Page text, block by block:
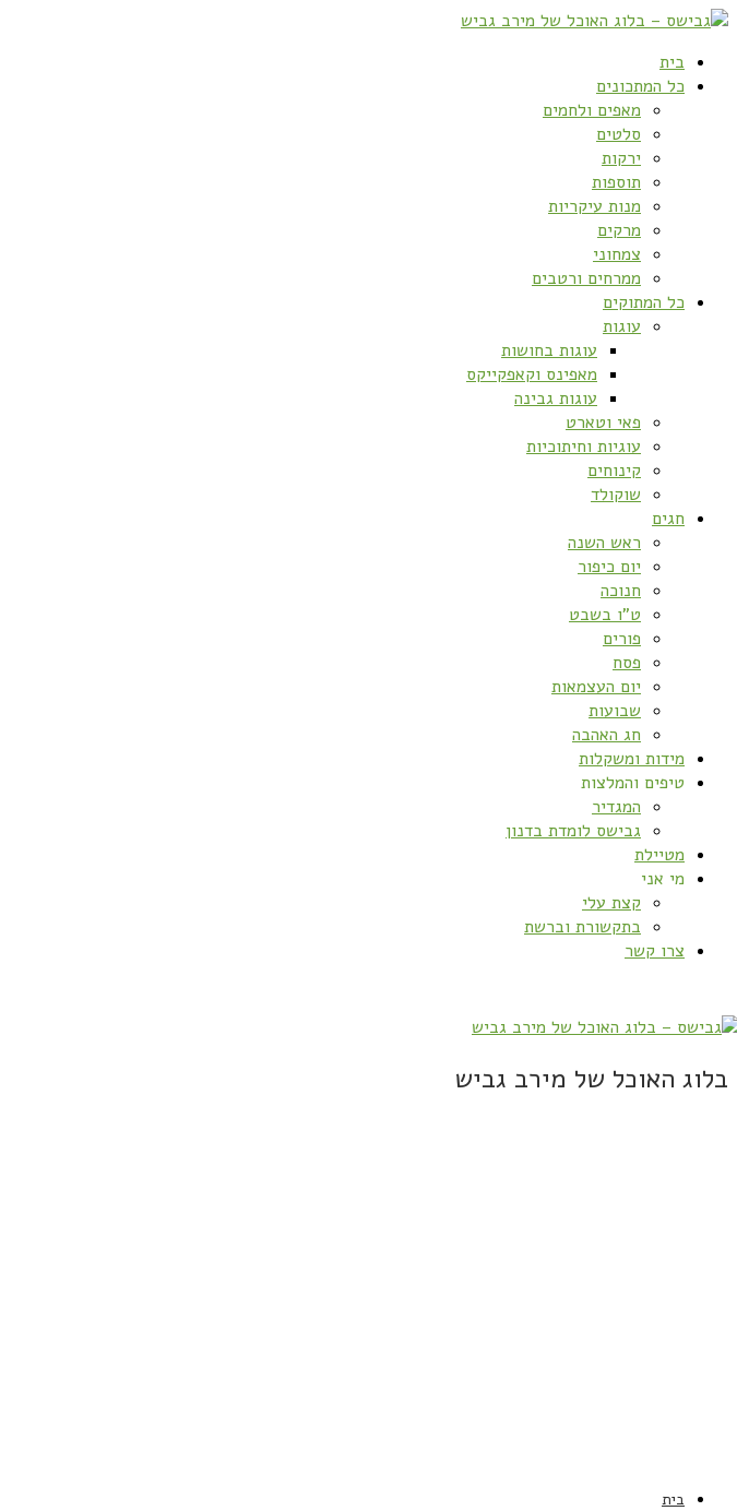
בית
כל המתכונים
מאפים ולחמים
סלטים
ירקות
תוספות
מנות עיקריות
מרקים
צמחוני
ממרחים ורטבים
כל המתוקים
עוגות
עוגות בחושות
מאפינס וקאפקייקס
עוגות גבינה
פאי וטארט
עוגיות וחיתוכיות
קינוחים
שוקולד
חגים
ראש השנה
יום כיפור
חנוכה
ט”ו בשבט
פורים
פסח
יום העצמאות
שבועות
חג האהבה
מידות ומשקלות
טיפים והמלצות
המגדיר
גבישס לומדת בדנון
מטיילת
מי אני
קצת עלי
בתקשורת וברשת
צרו קשר
בלוג האוכל של מירב גביש
בית